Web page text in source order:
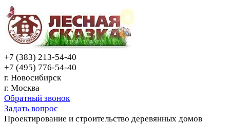
+7 (383) 213-54-40
+7 (495) 776-54-40
г. Новосибирск
г. Москва
Обратный звонок
Задать вопрос
Проектирование и строительство деревянных домов